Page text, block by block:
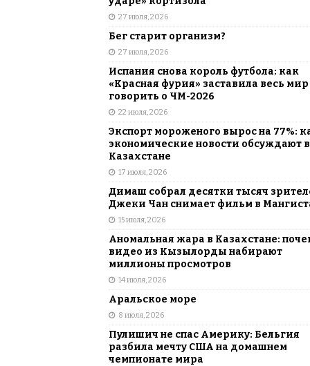
27 июля, 2026
Бег старит организм?
27 июля, 2026
Испания снова король футбола: как
«Красная фурия» заставила весь мир
говорить о ЧМ-2026
22 июля, 2026
Экспорт мороженого вырос на 77%:
экономические новости обсуждают в
Казахстане
17 июля, 2026
Димаш собрал десятки тысяч
Джеки Чан снимает фильм в
15 июля, 2026
Аномальная жара в Казахстане:
видео из Кызылорды набирают
миллионы просмотров
14 июля, 2026
Аральское море
8 июля, 2026
Пулишич не спас Америку: Бельгия
разбила мечту США на домашнем
чемпионате мира